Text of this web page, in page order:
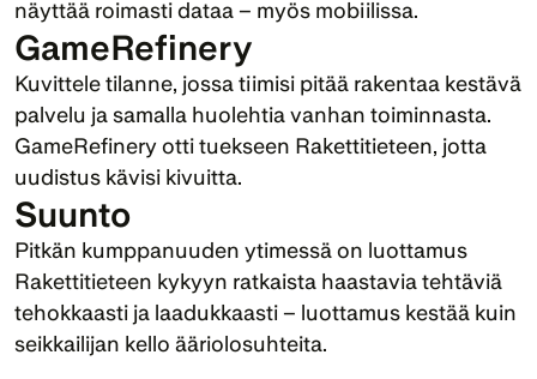
näyttää roimasti dataa – myös mobiilissa.
GameRefinery
Kuvittele tilanne, jossa tiimisi pitää rakentaa kestävä
palvelu ja samalla huolehtia vanhan toiminnasta.
GameRefinery otti tuekseen Rakettitieteen, jotta
uudistus kävisi kivuitta.
Suunto
Pitkän kumppanuuden ytimessä on luottamus
Rakettitieteen kykyyn ratkaista haastavia tehtäviä
tehokkaasti ja laadukkaasti – luottamus kestää kuin
seikkailijan kello ääriolosuhteita.